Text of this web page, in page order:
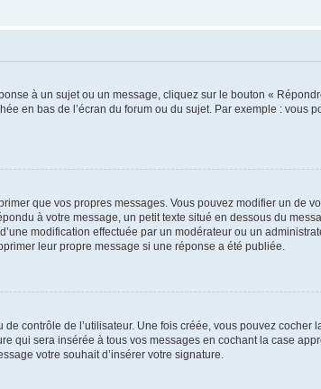
à un sujet ou un message, cliquez sur le bouton «
en bas de l’écran du forum ou du sujet. Par exemple : vous
que vos propres messages. Vous pouvez modifier un de
à votre message, un petit texte situé en dessous du
modification effectuée par un modérateur ou un
leur propre message si une réponse a été publiée.
contrôle de l’utilisateur. Une fois créée, vous pouvez cocher
qui sera insérée à tous vos messages en cochant la case
votre souhait d’insérer votre signature.